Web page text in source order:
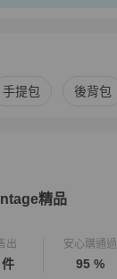
薦
手提包 後背包
精品
出 安心購通過
95 %